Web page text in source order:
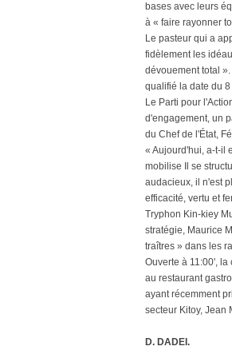
bases avec leurs
à « faire rayonner
Le pasteur qui a
fidèlement les
dévouement total
qualifié la date du
Le Parti pour
d'engagement, un
du Chef de l'État,
« Aujourd'hui, a-t-il
mobilise Il se
audacieux, il n'est
efficacité, vertu et
Tryphon Kin-kiey
stratégie, Maurice
traîtres » dans les
Ouverte à 11:00',
au restaurant
ayant récemment
secteur Kitoy, Jean
D. DADEI.